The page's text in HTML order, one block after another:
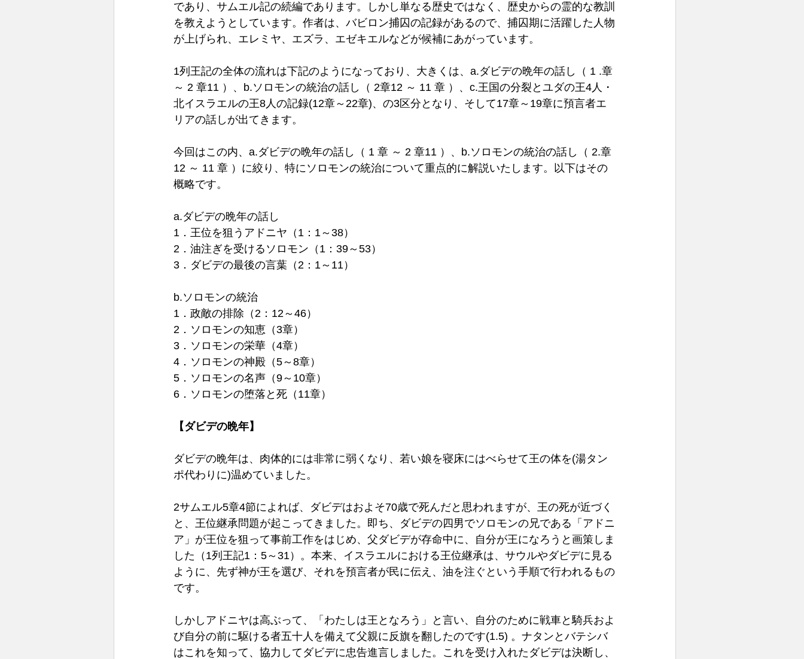
であり、サムエル記の続編であります。しかし単なる歴史ではなく、歴史からの霊的な教訓
を教えようとしています。作者は、バビロン捕囚の記録があるので、捕囚期に活躍した人物
が上げられ、エレミヤ、エズラ、エゼキエルなどが候補にあがっています。
1列王記の全体の流れは下記のようになっており、大きくは、a.ダビデの晩年の話し（ 1 .章
～ 2 章11 ）、b.ソロモンの統治の話し（ 2章12 ～ 11 章 ）、c.王国の分裂とユダの王4人・
北イスラエルの王8人の記録(12章～22章)、の3区分となり、そして17章～19章に預言者エ
リアの話しが出てきます。
今回はこの内、a.ダビデの晩年の話し（ 1 章 ～ 2 章11 ）、b.ソロモンの統治の話し（ 2.章
12 ～ 11 章 ）に絞り、特にソロモンの統治について重点的に解説いたします。以下はその
概略です。
a.ダビデの晩年の話し
1．王位を狙うアドニヤ（1：1～38）
2．油注ぎを受けるソロモン（1：39～53）
3．ダビデの最後の言葉（2：1～11）
b.ソロモンの統治
1．政敵の排除（2：12～46）
2．ソロモンの知恵（3章）
3．ソロモンの栄華（4章）
4．ソロモンの神殿（5～8章）
5．ソロモンの名声（9～10章）
6．ソロモンの堕落と死（11章）
【ダビデの晩年】
ダビデの晩年は、肉体的には非常に弱くなり、若い娘を寝床にはべらせて王の体を(湯タン
ポ代わりに)温めていました。
2サムエル5章4節によれば、ダビデはおよそ70歳で死んだと思われますが、王の死が近づく
と、王位継承問題が起こってきました。即ち、ダビデの四男でソロモンの兄である「アドニ
ア」が王位を狙って事前工作をはじめ、父ダビデが存命中に、自分が王になろうと画策しま
した（1列王記1：5～31）。本来、イスラエルにおける王位継承は、サウルやダビデに見る
ように、先ず神が王を選び、それを預言者が民に伝え、油を注ぐという手順で行われるもの
です。
しかしアドニヤは高ぶって、「わたしは王となろう」と言い、自分のために戦車と騎兵およ
び自分の前に駆ける者五十人を備えて父親に反旗を翻したのです(1.5) 。ナタンとバテシバ
はこれを知って、協力してダビデに忠告進言しました。これを受け入れたダビデは決断し、